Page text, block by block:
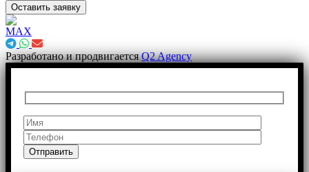
Оставить заявку
Разработано и продвигаетсяQ2 Agency